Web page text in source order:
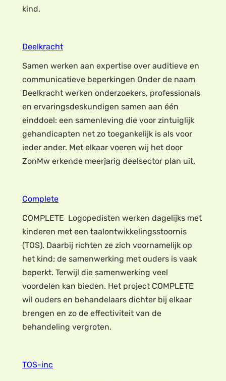
kind.
Deelkracht
Samen werken aan expertise over auditieve en
communicatieve beperkingen Onder de naam
Deelkracht werken onderzoekers, professionals
en ervaringsdeskundigen samen aan één
einddoel: een samenleving die voor zintuiglijk
gehandicapten net zo toegankelijk is als voor
ieder ander. Met elkaar voeren wij het door
ZonMw erkende meerjarig deelsector plan uit.
Complete
COMPLETE Logopedisten werken dagelijks met
kinderen met een taalontwikkelingsstoornis
(TOS). Daarbij richten ze zich voornamelijk op
het kind; de samenwerking met ouders is vaak
beperkt. Terwijl die samenwerking veel
voordelen kan bieden. Het project COMPLETE
wil ouders en behandelaars dichter bij elkaar
brengen en zo de effectiviteit van de
behandeling vergroten.
TOS-inc